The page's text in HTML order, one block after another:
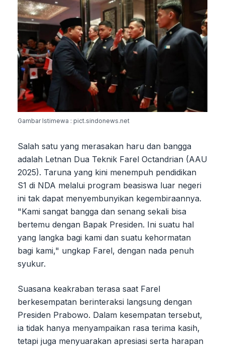
Gambar Istimewa : pict.sindonews.net
Salah satu yang merasakan haru dan bangga
adalah Letnan Dua Teknik Farel Octandrian (AAU
2025). Taruna yang kini menempuh pendidikan
S1 di NDA melalui program beasiswa luar negeri
ini tak dapat menyembunyikan kegembiraannya.
"Kami sangat bangga dan senang sekali bisa
bertemu dengan Bapak Presiden. Ini suatu hal
yang langka bagi kami dan suatu kehormatan
bagi kami," ungkap Farel, dengan nada penuh
syukur.
Suasana keakraban terasa saat Farel
berkesempatan berinteraksi langsung dengan
Presiden Prabowo. Dalam kesempatan tersebut,
ia tidak hanya menyampaikan rasa terima kasih,
tetapi juga menyuarakan apresiasi serta harapan